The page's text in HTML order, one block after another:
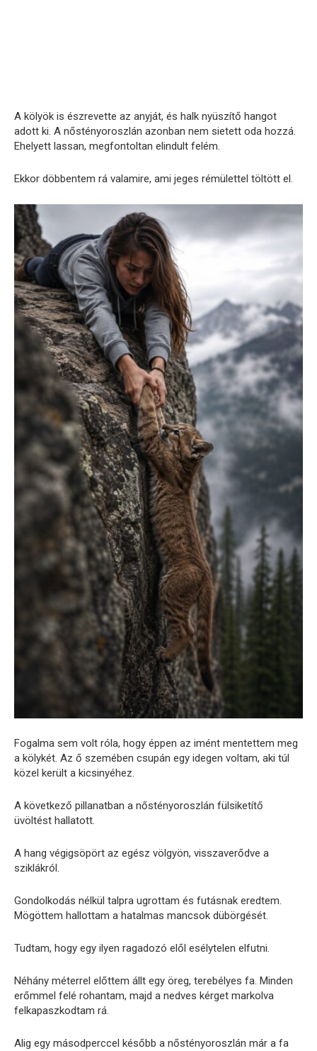
A kölyök is észrevette az anyját, és halk nyüszítő hangot
adott ki. A nőstényoroszlán azonban nem sietett oda hozzá.
Ehelyett lassan, megfontoltan elindult felém.
Ekkor döbbentem rá valamire, ami jeges rémülettel töltött el.
Fogalma sem volt róla, hogy éppen az imént mentettem meg
a kölykét. Az ő szemében csupán egy idegen voltam, aki túl
közel került a kicsinyéhez.
A következő pillanatban a nőstényoroszlán fülsiketítő
üvöltést hallatott.
A hang végigsöpört az egész völgyön, visszaverődve a
sziklákról.
Gondolkodás nélkül talpra ugrottam és futásnak eredtem.
Mögöttem hallottam a hatalmas mancsok dübörgését.
Tudtam, hogy egy ilyen ragadozó elől esélytelen elfutni.
Néhány méterrel előttem állt egy öreg, terebélyes fa. Minden
erőmmel felé rohantam, majd a nedves kérget markolva
felkapaszkodtam rá.
Alig egy másodperccel később a nőstényoroszlán már a fa